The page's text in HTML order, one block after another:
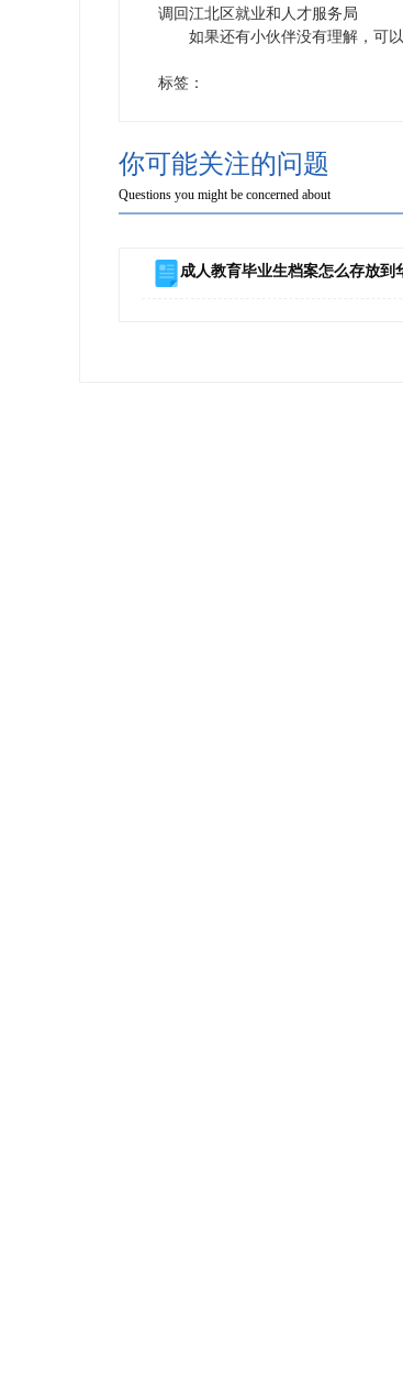
调回江北区就业和人才服务局
如果还有小伙伴没有理解，可以
标签：
你可能关注的问题
Questions you might be concerned about
成人教育毕业生档案怎么存放到